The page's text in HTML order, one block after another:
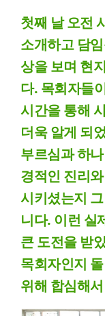
첫째 날 오전
소개하고 담
상을 보며 현
다. 목회자들
시간을 통해
더욱 알게 되
부르심과 하
경적인 진리
시키셨는지
니다. 이런 실
큰 도전을 받
목회자인지
위해 합심해